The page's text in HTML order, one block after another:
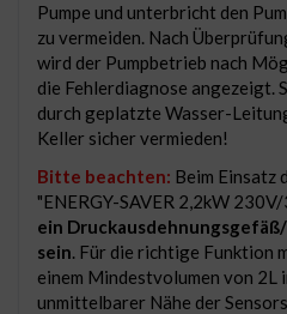
Pumpe und unterbricht den
zu vermeiden. Nach
wird der Pumpbetrieb nach
die Fehlerdiagnose angezeigt.
durch geplatzte Wasser-
Keller sicher vermieden!
Bitte beachten: Beim Einsatz
"ENERGY-SAVER 2,2kW
ein
sein. Für die richtige Funktion
einem Mindestvolumen von 2L
unmittelbarer Nähe der